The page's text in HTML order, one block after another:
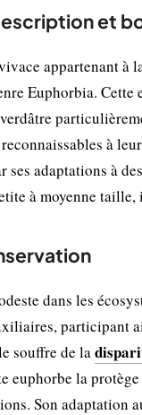
et
appartenant à
Euphorbia.
à
adaptations à
à moyenne
dans les
participant
souffre de la
euphorbe la
Son adaptation